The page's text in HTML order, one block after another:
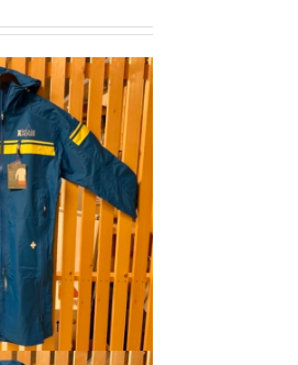
initial
était :
CHF 129.00.
actuel
est :
CHF 69.00.